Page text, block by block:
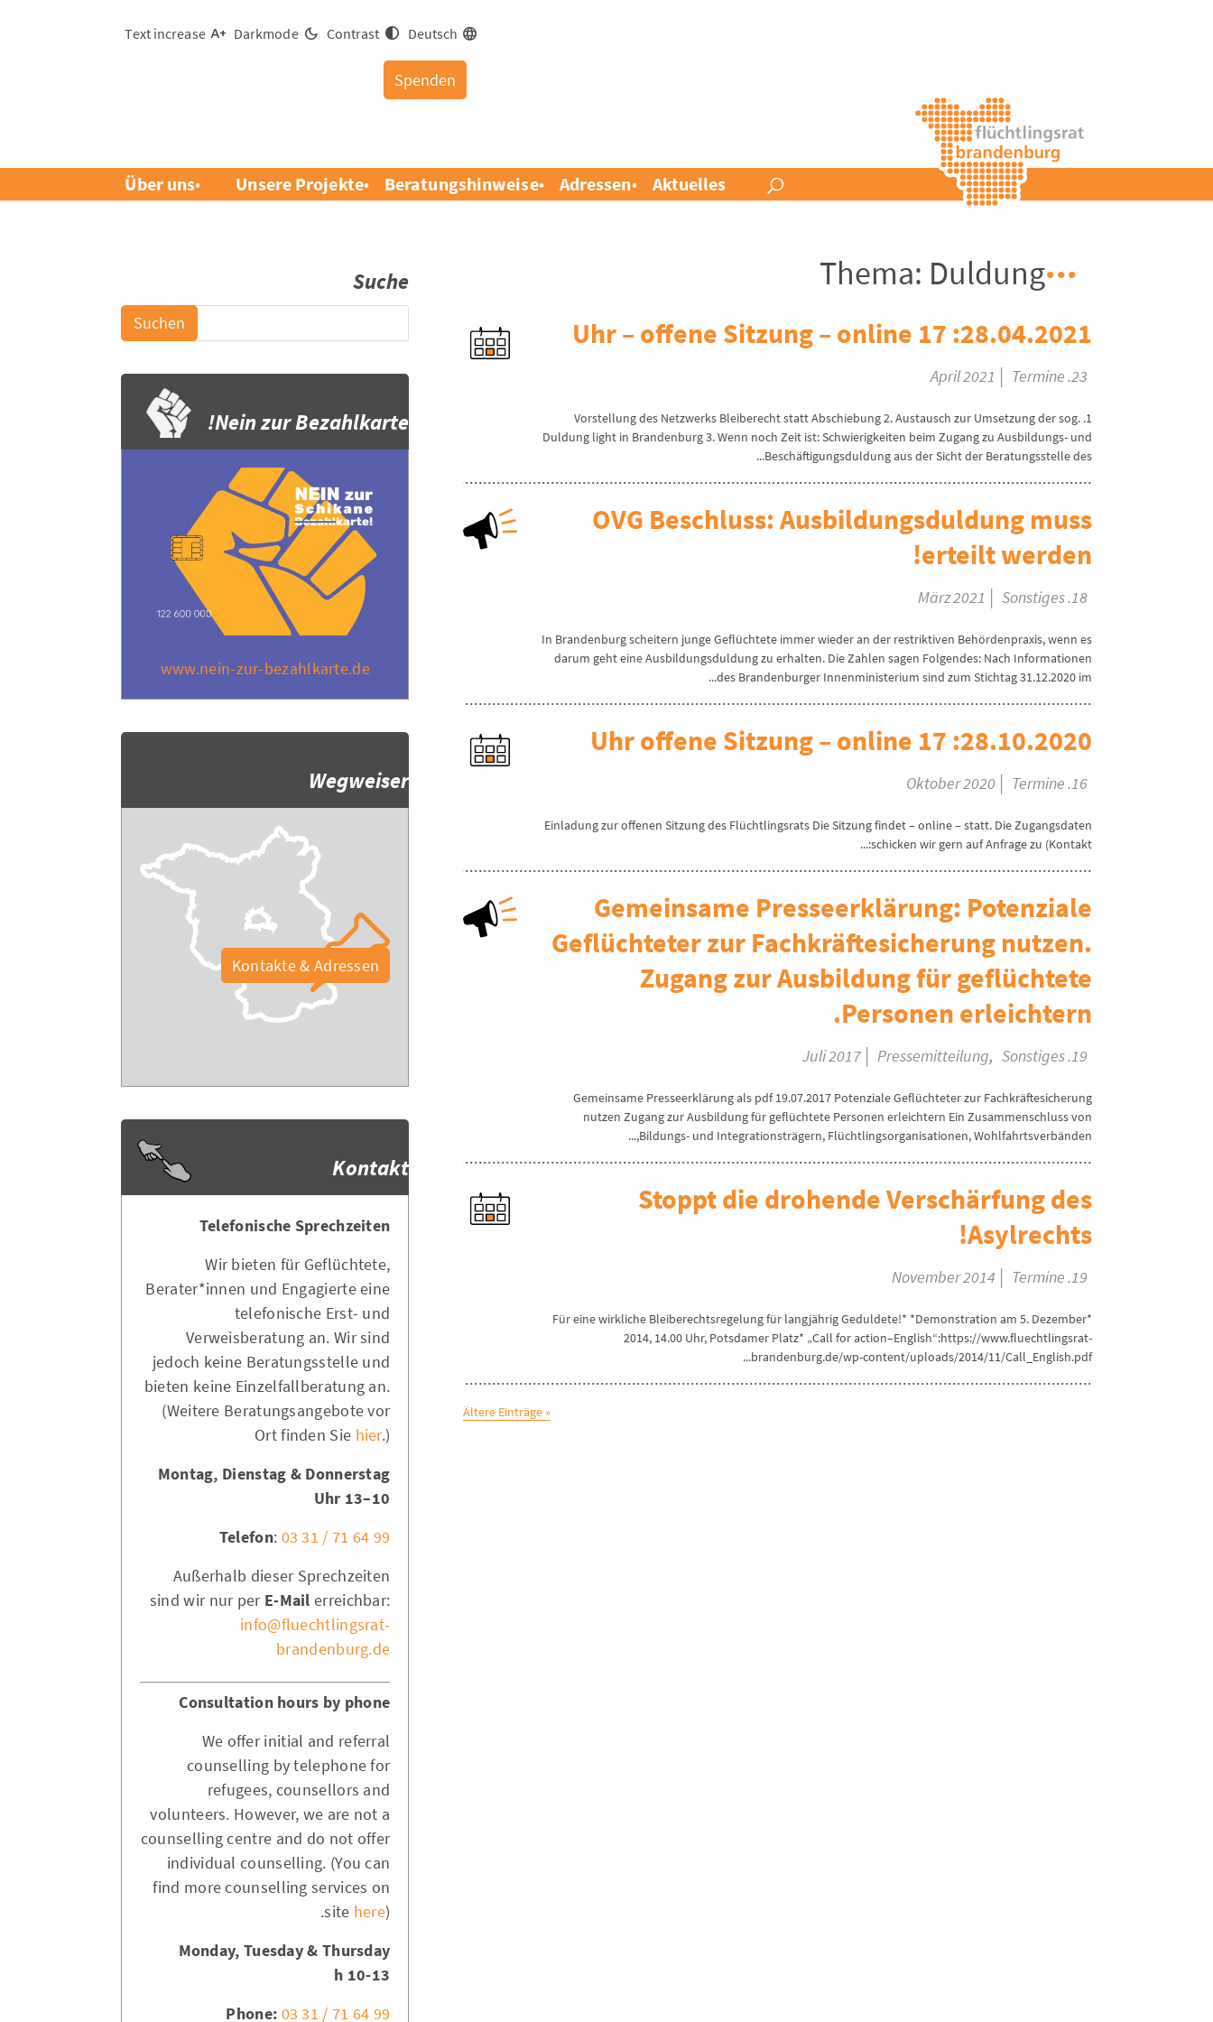
Deutsch
Contrast
Darkmode
Text increase
Spenden
Aktuelles
Adressen
Beratungshinweise
Unsere Projekte
Über uns
Thema: Duldung
28.04.2021: 17 Uhr – offene Sitzung – online
23. April 2021
| Termine
1. Vorstellung des Netzwerks Bleiberecht statt Abschiebung 2. Austausch zur Umsetzung der sog.
Duldung light in Brandenburg 3. Wenn noch Zeit ist: Schwierigkeiten beim Zugang zu Ausbildungs- und
Beschäftigungsduldung aus der Sicht der Beratungsstelle des...
OVG Beschluss: Ausbildungsduldung muss
erteilt werden!
18. März 2021
| Sonstiges
In Brandenburg scheitern junge Geflüchtete immer wieder an der restriktiven Behördenpraxis, wenn es
darum geht eine Ausbildungsduldung zu erhalten. Die Zahlen sagen Folgendes: Nach Informationen
des Brandenburger Innenministerium sind zum Stichtag 31.12.2020 im...
28.10.2020: 17 Uhr offene Sitzung – online
16. Oktober 2020
| Termine
Einladung zur offenen Sitzung des Flüchtlingsrats Die Sitzung findet – online – statt. Die Zugangsdaten
schicken wir gern auf Anfrage zu (Kontakt:...
Gemeinsame Presseerklärung: Potenziale
Geflüchteter zur Fachkräftesicherung nutzen.
Zugang zur Ausbildung für geflüchtete
Personen erleichtern.
19. Juli 2017
| Pressemitteilung, Sonstiges
Gemeinsame Presseerklärung als pdf 19.07.2017 Potenziale Geflüchteter zur Fachkräftesicherung
nutzen Zugang zur Ausbildung für geflüchtete Personen erleichtern Ein Zusammenschluss von
Bildungs- und Integrationsträgern, Flüchtlingsorganisationen, Wohlfahrtsverbänden,...
Stoppt die drohende Verschärfung des
Asylrechts!
19. November 2014
| Termine
*Für eine wirkliche Bleiberechtsregelung für langjährig Geduldete!* *Demonstration am 5. Dezember
2014, 14.00 Uhr, Potsdamer Platz* „Call for action–English“:https://www.fluechtlingsrat-
brandenburg.de/wp-content/uploads/2014/11/Call_English.pdf...
« Ältere Einträge
Suche
Nein zur Bezahlkarte!
www.nein-zur-bezahlkarte.de
Wegweiser
Kontakte & Adressen
Kontakt
Telefonische Sprechzeiten
Wir bieten für Geflüchtete,
Berater*innen und Engagierte eine
telefonische Erst- und
Verweisberatung an. Wir sind
jedoch keine Beratungsstelle und
bieten keine Einzelfallberatung an.
(Weitere Beratungsangebote vor
Ort finden Sie hier.)
Montag, Dienstag & Donnerstag
10–13 Uhr
Telefon: 03 31 / 71 64 99
Außerhalb dieser Sprechzeiten
sind wir nur per E-Mail erreichbar:
info@fluechtlingsrat-
brandenburg.de
Consultation hours by phone
We offer initial and referral
counselling by telephone for
refugees, counsellors and
volunteers. However, we are not a
counselling centre and do not offer
individual counselling. (You can
find more counselling services on
site here).
Monday, Tuesday & Thursday
10-13 h
Phone: 03 31 / 71 64 99